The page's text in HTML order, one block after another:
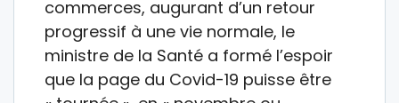
commerces, augurant d’un retour
progressif à une vie normale, le
ministre de la Santé a formé l’espoir
que la page du Covid-19 puisse être